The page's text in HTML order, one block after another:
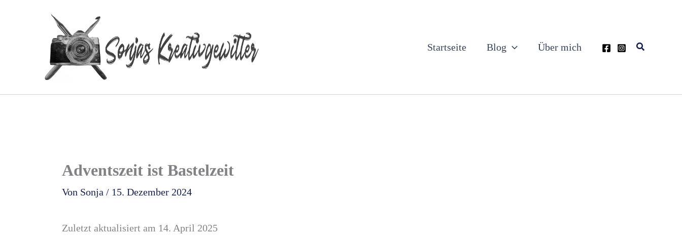
Startseite Blog Über mich Suchen
Adventszeit ist Bastelzeit
Von Sonja / 15. Dezember 2024
Zuletzt aktualisiert am 14. April 2025